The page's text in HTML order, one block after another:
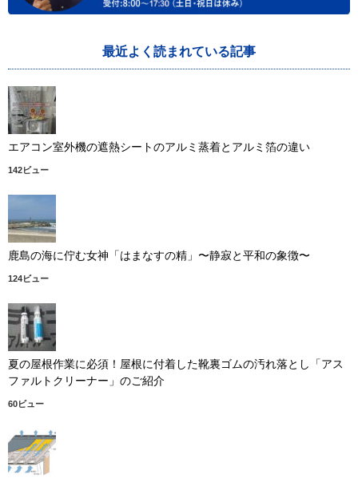
最近よく読まれている記事
エアコン室外機の遮熱シートのアルミ蒸着とアルミ箔の違い
142ビュー
鹿島の海に佇む女神「はまなすの精」〜静寂と平和の象徴〜
124ビュー
夏の屋根作業に必須！屋根に付着した靴裏ゴムの汚れ落とし「アス
ファルトクリーナー」のご紹介
60ビュー